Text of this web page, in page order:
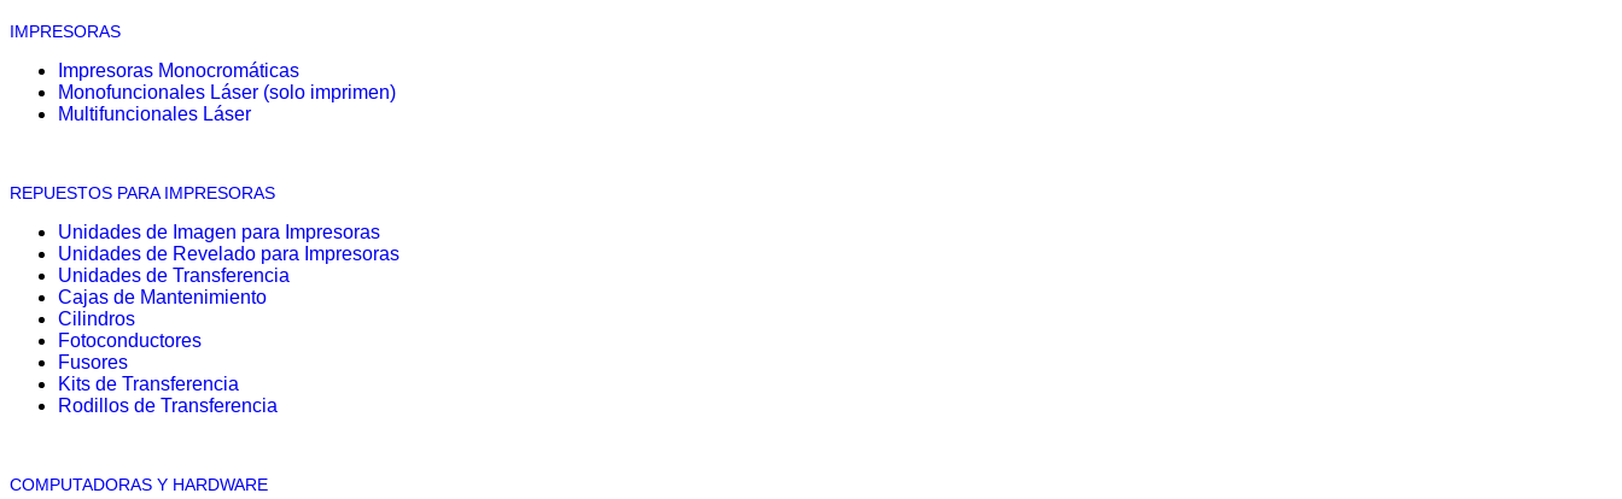
IMPRESORAS
Impresoras Monocromáticas
Monofuncionales Láser (solo imprimen)
Multifuncionales Láser
REPUESTOS PARA IMPRESORAS
Unidades de Imagen para Impresoras
Unidades de Revelado para Impresoras
Unidades de Transferencia
Cajas de Mantenimiento
Cilindros
Fotoconductores
Fusores
Kits de Transferencia
Rodillos de Transferencia
COMPUTADORAS Y HARDWARE